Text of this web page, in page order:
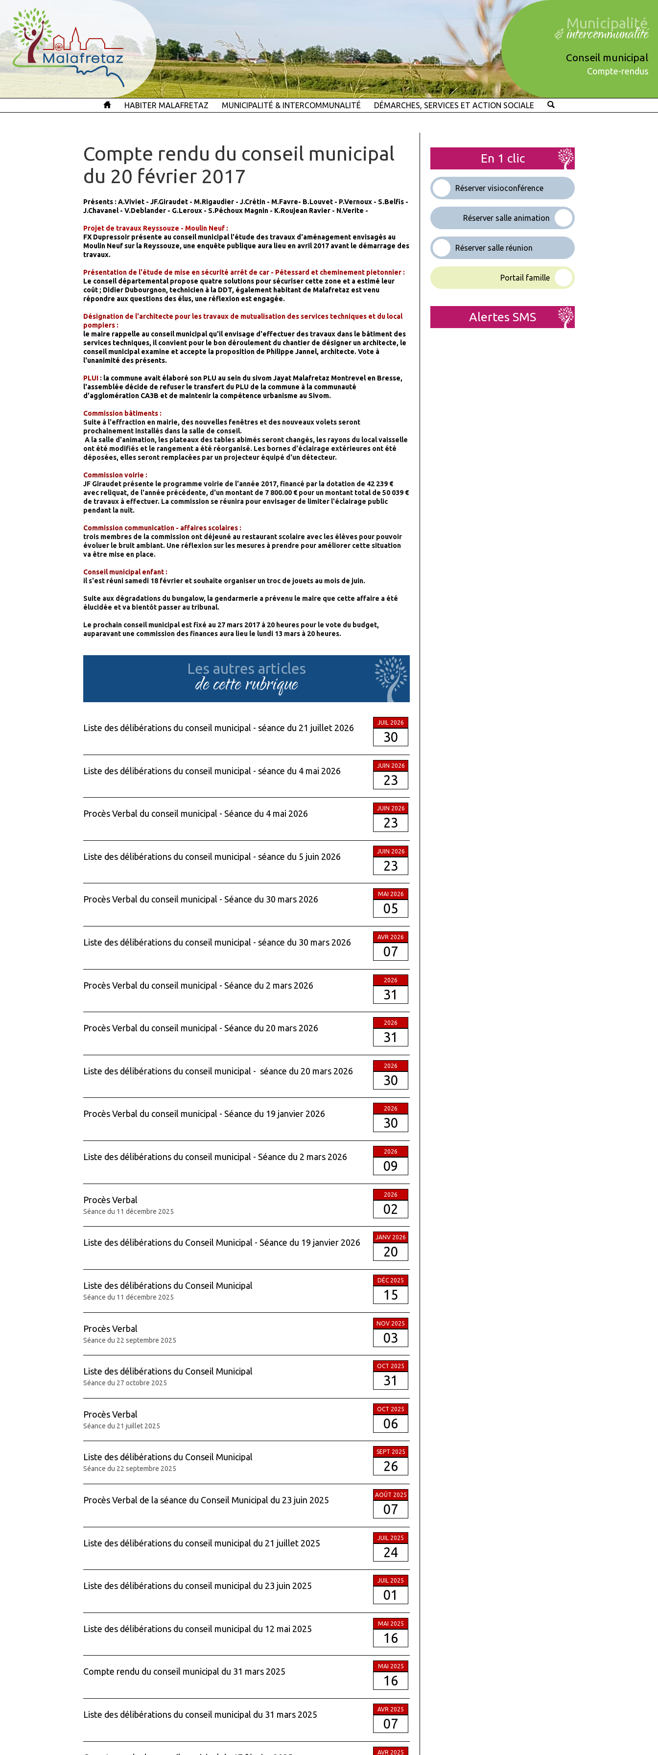
Municipalité
& intercommunalité
Conseil municipal
Compte-rendus
HABITER MALAFRETAZ MUNICIPALITÉ & INTERCOMMUNALITÉ DÉMARCHES, SERVICES ET ACTION SOCIALE
Compte rendu du conseil municipal
du 20 février 2017
Présents : A.Viviet - JF.Giraudet - M.Rigaudier - J.Crétin - M.Favre- B.Louvet - P.Vernoux - S.Belfis -
J.Chavanel - V.Deblander - G.Leroux - S.Péchoux Magnin - K.Roujean Ravier - N.Verite -
Projet de travaux Reyssouze - Moulin Neuf :
FX Dupressoir présente au conseil municipal l'étude des travaux d'aménagement envisagés au
Moulin Neuf sur la Reyssouze, une enquête publique aura lieu en avril 2017 avant le démarrage des
travaux.
Présentation de l'étude de mise en sécurité arrêt de car - Pétessard et cheminement pietonnier :
Le conseil départemental propose quatre solutions pour sécuriser cette zone et a estimé leur
coût ; Didier Dubourgnon, technicien à la DDT, également habitant de Malafretaz est venu
répondre aux questions des élus, une réflexion est engagée.
Désignation de l'architecte pour les travaux de mutualisation des services techniques et du local
pompiers :
le maire rappelle au conseil municipal qu'il envisage d'effectuer des travaux dans le bâtiment des
services techniques, il convient pour le bon déroulement du chantier de désigner un architecte, le
conseil municipal examine et accepte la proposition de Philippe Jannel, architecte. Vote à
l'unanimité des présents.
PLUI : la commune avait élaboré son PLU au sein du sivom Jayat Malafretaz Montrevel en Bresse,
l'assemblée décide de refuser le transfert du PLU de la commune à la communauté
d'agglomération CA3B et de maintenir la compétence urbanisme au Sivom.
Commission bâtiments :
Suite à l'effraction en mairie, des nouvelles fenêtres et des nouveaux volets seront
prochainement installés dans la salle de conseil.
A la salle d'animation, les plateaux des tables abimés seront changés, les rayons du local vaisselle
ont été modifiés et le rangement a été réorganisé. Les bornes d'éclairage extérieures ont été
déposées, elles seront remplacées par un projecteur équipé d'un détecteur.
Commission voirie :
JF Giraudet présente le programme voirie de l'année 2017, financé par la dotation de 42 239 €
avec reliquat, de l'année précédente, d'un montant de 7 800.00 € pour un montant total de 50 039 €
de travaux à effectuer. La commission se réunira pour envisager de limiter l'éclairage public
pendant la nuit.
Commission communication - affaires scolaires :
trois membres de la commission ont déjeuné au restaurant scolaire avec les élèves pour pouvoir
évoluer le bruit ambiant. Une réflexion sur les mesures à prendre pour améliorer cette situation
va être mise en place.
Conseil municipal enfant :
il s'est réuni samedi 18 février et souhaite organiser un troc de jouets au mois de juin.
Suite aux dégradations du bungalow, la gendarmerie a prévenu le maire que cette affaire a été
élucidée et va bientôt passer au tribunal.
Le prochain conseil municipal est fixé au 27 mars 2017 à 20 heures pour le vote du budget,
auparavant une commission des finances aura lieu le lundi 13 mars à 20 heures.
Les autres articles
de cette rubrique
Liste des délibérations du conseil municipal - séance du 21 juillet 2026
JUIL 2026
30
Liste des délibérations du conseil municipal - séance du 4 mai 2026
JUIN 2026
23
Procès Verbal du conseil municipal - Séance du 4 mai 2026
JUIN 2026
23
Liste des délibérations du conseil municipal - séance du 5 juin 2026
JUIN 2026
23
Procès Verbal du conseil municipal - Séance du 30 mars 2026
MAI 2026
05
Liste des délibérations du conseil municipal - séance du 30 mars 2026
AVR 2026
07
Procès Verbal du conseil municipal - Séance du 2 mars 2026
2026
31
Procès Verbal du conseil municipal - Séance du 20 mars 2026
2026
31
Liste des délibérations du conseil municipal - séance du 20 mars 2026
2026
30
Procès Verbal du conseil municipal - Séance du 19 janvier 2026
2026
30
Liste des délibérations du conseil municipal - Séance du 2 mars 2026
2026
09
Procès Verbal
Séance du 11 décembre 2025
2026
02
Liste des délibérations du Conseil Municipal - Séance du 19 janvier 2026
JANV 2026
20
Liste des délibérations du Conseil Municipal
Séance du 11 décembre 2025
DÉC 2025
15
Procès Verbal
Séance du 22 septembre 2025
NOV 2025
03
Liste des délibérations du Conseil Municipal
Séance du 27 octobre 2025
OCT 2025
31
Procès Verbal
Séance du 21 juillet 2025
OCT 2025
06
Liste des délibérations du Conseil Municipal
Séance du 22 septembre 2025
SEPT 2025
26
Procès Verbal de la séance du Conseil Municipal du 23 juin 2025
AOÛT 2025
07
Liste des délibérations du conseil municipal du 21 juillet 2025
JUIL 2025
24
Liste des délibérations du conseil municipal du 23 juin 2025
JUIL 2025
01
Liste des délibérations du conseil municipal du 12 mai 2025
MAI 2025
16
Compte rendu du conseil municipal du 31 mars 2025
MAI 2025
16
Liste des délibérations du conseil municipal du 31 mars 2025
AVR 2025
07
AVR 2025
En 1 clic
Réserver visioconférence
Réserver salle animation
Réserver salle réunion
Portail famille
Alertes SMS